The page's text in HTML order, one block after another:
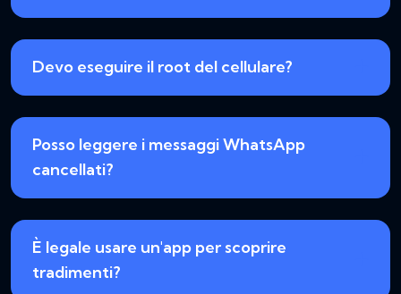
Devo eseguire il root del cellulare?
Posso leggere i messaggi WhatsApp
cancellati?
È legale usare un'app per scoprire
tradimenti?